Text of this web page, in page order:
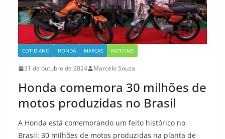
COTIDIANO HONDA MARCAS NOTÍCIAS
31 de outubro de 2024 Marcelo Souza
Honda comemora 30 milhões de
motos produzidas no Brasil
A Honda está comemorando um feito histórico no
Brasil: 30 milhões de motos produzidas na planta de